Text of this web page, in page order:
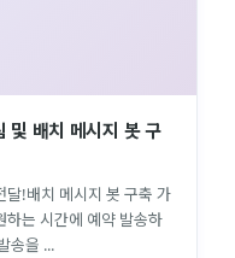
및 배치 메시지 봇 구
!배치 메시지 봇 구축 가
하는 시간에 예약 발송하
송을 ...